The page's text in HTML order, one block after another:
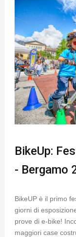
BikeUp:
- Bergamo
BikeUP è il primo
giorni di
prove di e-bike!
maggiori case